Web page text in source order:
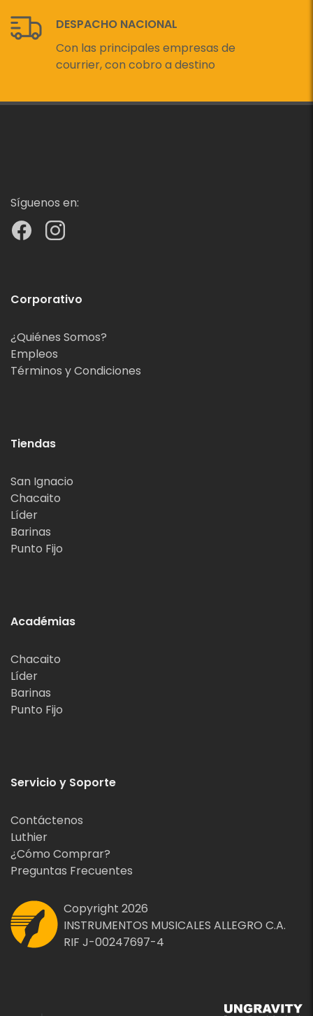
DESPACHO NACIONAL
Con las principales empresas de
courrier, con cobro a destino
Síguenos en:
Corporativo
¿Quiénes Somos?
Empleos
Términos y Condiciones
Tiendas
San Ignacio
Chacaito
Líder
Barinas
Punto Fijo
Académias
Chacaito
Líder
Barinas
Punto Fijo
Servicio y Soporte
Contáctenos
Luthier
¿Cómo Comprar?
Preguntas Frecuentes
Copyright 2026
INSTRUMENTOS MUSICALES ALLEGRO C.A.
RIF J-00247697-4